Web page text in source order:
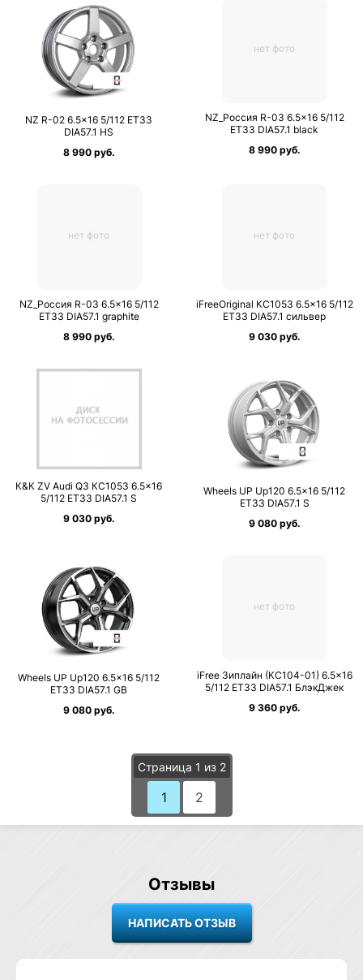
NZ R-02 6.5×16 5/112 ET33
DIA57.1 HS
8 990 руб.
нет фото
NZ_Россия R-03 6.5×16 5/112
ET33 DIA57.1 black
8 990 руб.
нет фото
NZ_Россия R-03 6.5×16 5/112
ET33 DIA57.1 graphite
8 990 руб.
нет фото
iFreeOriginal КС1053 6.5×16 5/112
ET33 DIA57.1 сильвер
9 030 руб.
К&К ZV Audi Q3 КС1053 6.5×16
5/112 ET33 DIA57.1 S
9 030 руб.
Wheels UP Up120 6.5×16 5/112
ET33 DIA57.1 S
9 080 руб.
Wheels UP Up120 6.5×16 5/112
ET33 DIA57.1 GB
9 080 руб.
нет фото
iFree Зиплайн (КС104-01) 6.5×16
5/112 ET33 DIA57.1 БлэкДжек
9 360 руб.
Страница 1 из 2
1 2
Отзывы